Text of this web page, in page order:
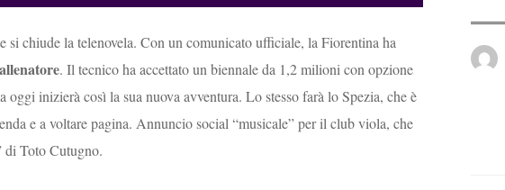
si chiude la telenovela. Con un comunicato ufficiale, la Fiorentina ha
. Il tecnico ha accettato un biennale da 1,2 milioni con opzione
oggi inizierà così la sua nuova avventura. Lo stesso farà lo Spezia, che è
e a voltare pagina. Annuncio social “musicale” per il club viola, che
di Toto Cutugno.